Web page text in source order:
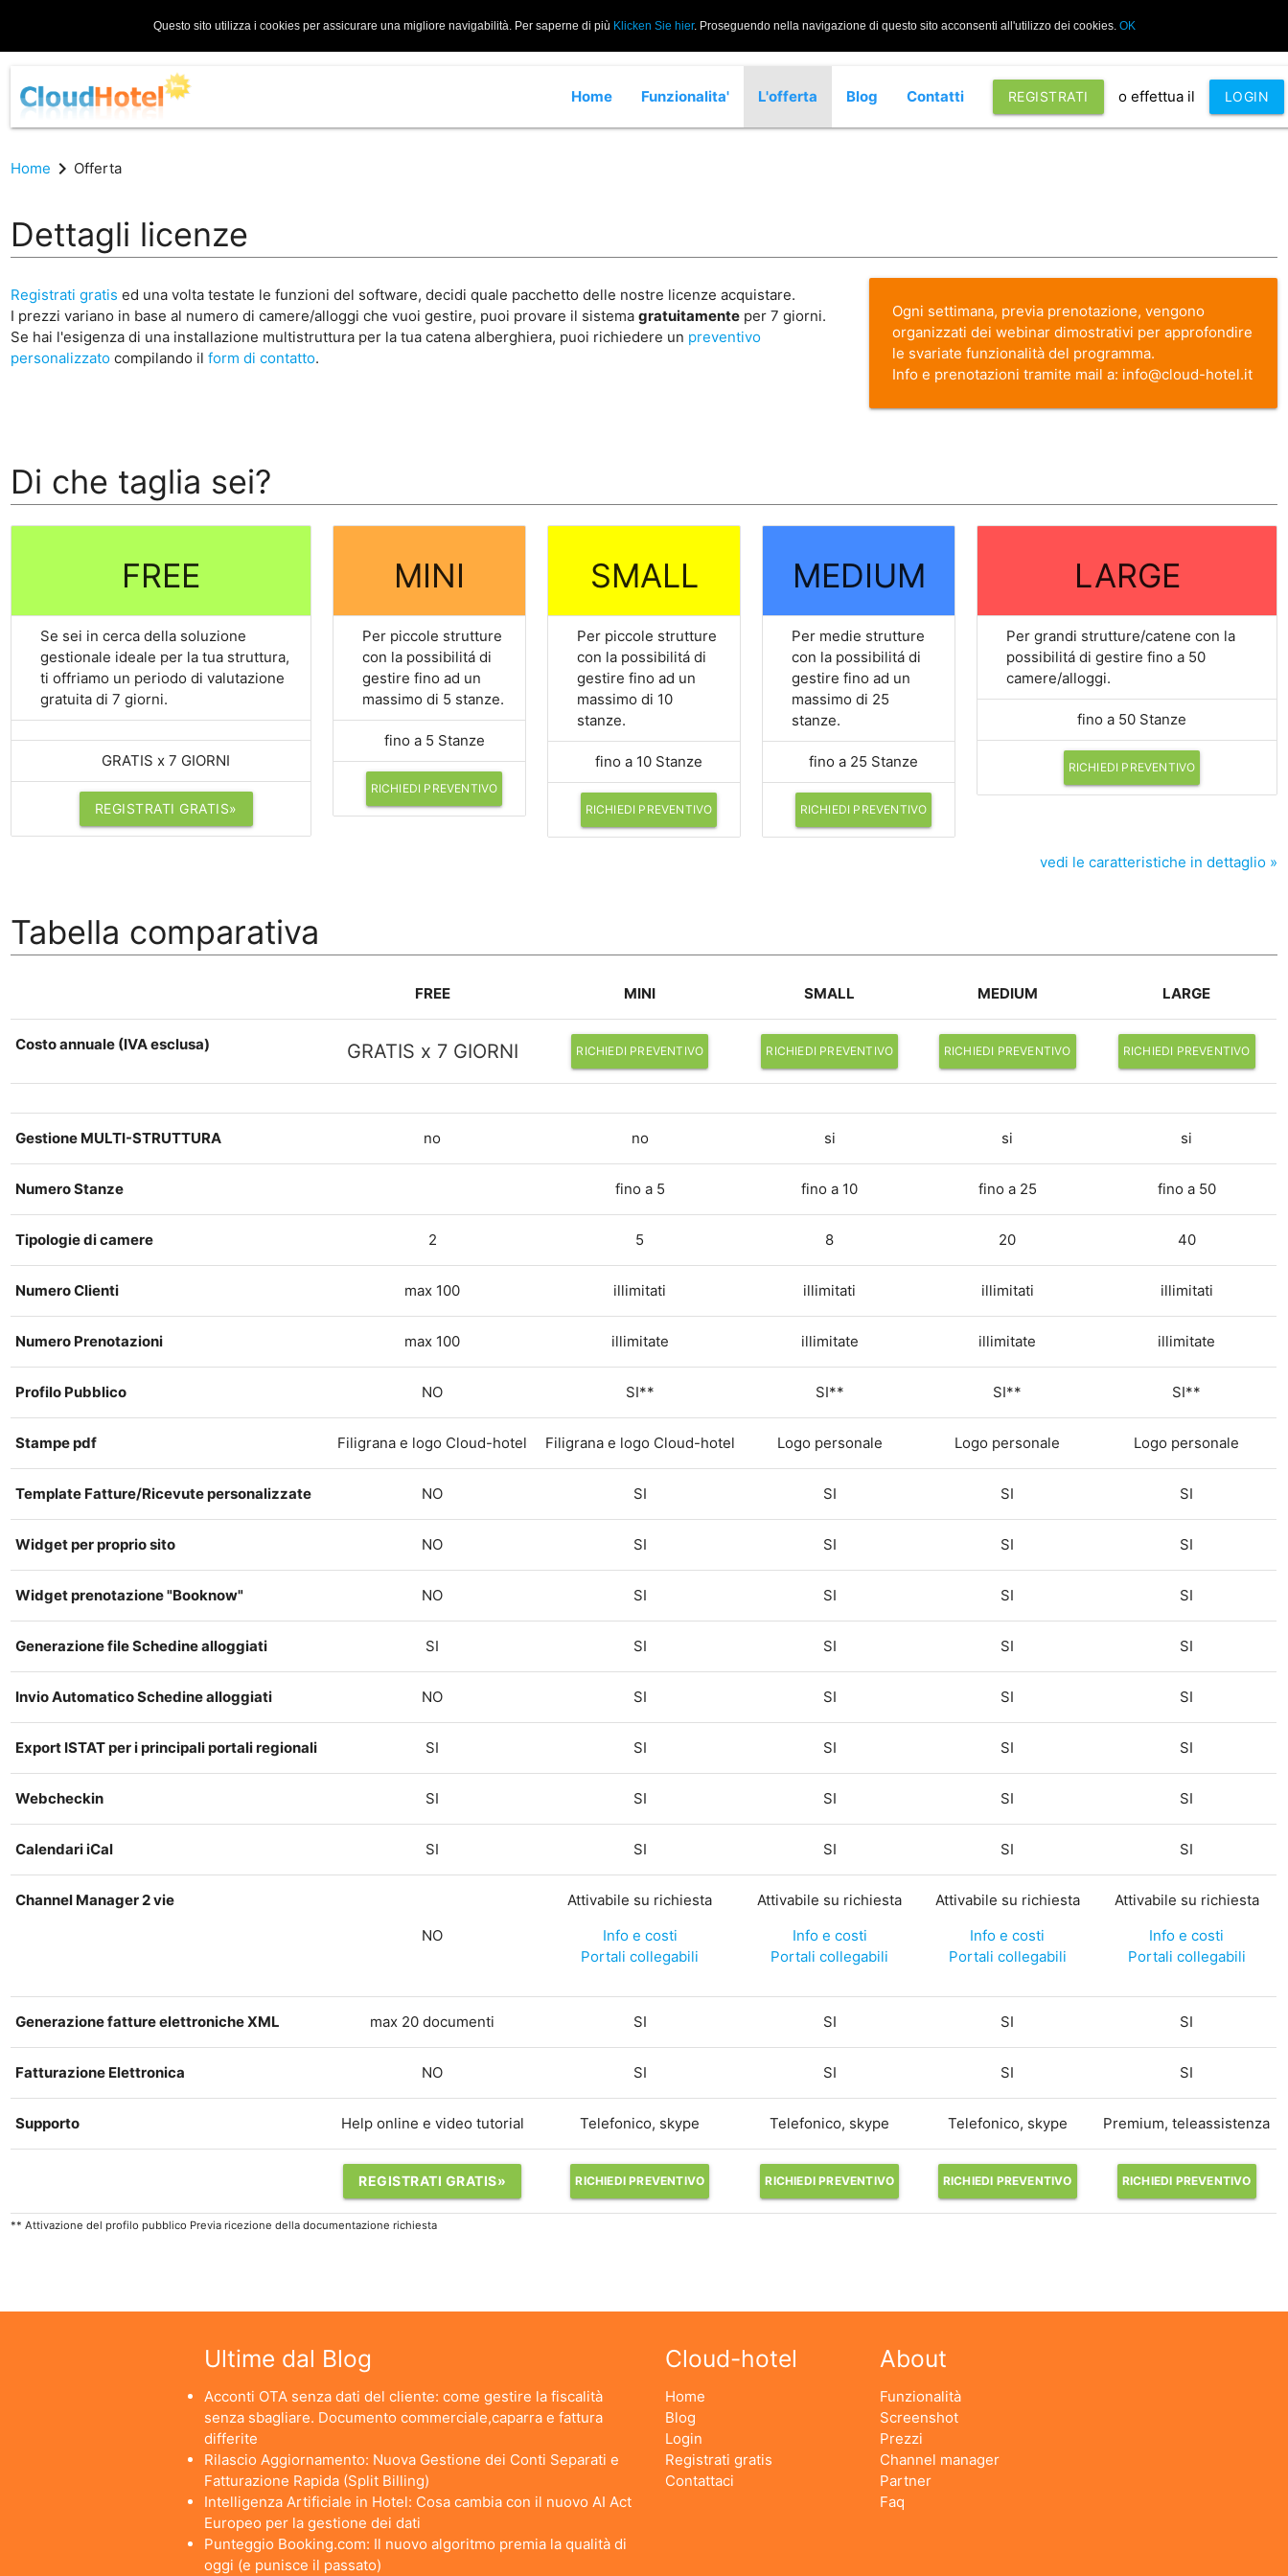
Questo sito utilizza i cookies per assicurare una migliore navigabilità. Per saperne di più Klicken Sie hier. Proseguendo nella navigazione di questo sito acconsenti all'utilizzo dei cookies. OK
REGISTRATI o effettua il LOGIN
Home Funzionalita' L'offerta Blog Contatti
Home chevron_right Offerta
Dettagli licenze
Registrati gratis ed una volta testate le funzioni del software, decidi quale pacchetto delle nostre licenze acquistare.
I prezzi variano in base al numero di camere/alloggi che vuoi gestire, puoi provare il sistemagratuitamente per 7 giorni.
Se hai l'esigenza di una installazione multistruttura per la tua catena alberghiera, puoi richiedere un preventivo
personalizzato compilando ilform di contatto.
Ogni settimana, previa prenotazione, vengono
organizzati dei webinar dimostrativi per approfondire
le svariate funzionalità del programma.
Info e prenotazioni tramite mail a: info@cloud-hotel.it
Di che taglia sei?
FREE
Se sei in cerca della soluzione
gestionale ideale per la tua struttura,
ti offriamo un periodo di valutazione
gratuita di 7 giorni.
GRATIS x 7 GIORNI
REGISTRATI GRATIS»
MINI
Per piccole strutture
con la possibilitá di
gestire fino ad un
massimo di 5 stanze.
fino a 5 Stanze
RICHIEDI PREVENTIVO
SMALL
Per piccole strutture
con la possibilitá di
gestire fino ad un
massimo di 10
stanze.
fino a 10 Stanze
RICHIEDI PREVENTIVO
MEDIUM
Per medie strutture
con la possibilitá di
gestire fino ad un
massimo di 25
stanze.
fino a 25 Stanze
RICHIEDI PREVENTIVO
LARGE
Per grandi strutture/catene con la
possibilitá di gestire fino a 50
camere/alloggi.
fino a 50 Stanze
RICHIEDI PREVENTIVO
vedi le caratteristiche in dettaglio »
Tabella comparativa
FREE MINI SMALL MEDIUM LARGE
Costo annuale (IVA esclusa) GRATIS x 7 GIORNI RICHIEDI PREVENTIVO RICHIEDI PREVENTIVO RICHIEDI PREVENTIVO RICHIEDI PREVENTIVO
Gestione MULTI-STRUTTURA no no si si si
Numero Stanze fino a 5 fino a 10 fino a 25 fino a 50
Tipologie di camere 2 5 8 20 40
Numero Clienti max 100 illimitati illimitati illimitati illimitati
Numero Prenotazioni max 100 illimitate illimitate illimitate illimitate
Profilo Pubblico NO SI** SI** SI** SI**
Stampe pdf Filigrana e logo Cloud-hotel Filigrana e logo Cloud-hotel Logo personale Logo personale Logo personale
Template Fatture/Ricevute personalizzate NO SI SI SI SI
Widget per proprio sito NO SI SI SI SI
Widget prenotazione "Booknow" NO SI SI SI SI
Generazione file Schedine alloggiati SI SI SI SI SI
Invio Automatico Schedine alloggiati NO SI SI SI SI
Export ISTAT per i principali portali regionali SI SI SI SI SI
Webcheckin SI SI SI SI SI
Calendari iCal SI SI SI SI SI
Channel Manager 2 vie
NO
Attivabile su richiesta
Info e costi
Portali collegabili
Attivabile su richiesta
Info e costi
Portali collegabili
Attivabile su richiesta
Info e costi
Portali collegabili
Attivabile su richiesta
Info e costi
Portali collegabili
Generazione fatture elettroniche XML max 20 documenti SI SI SI SI
Fatturazione Elettronica NO SI SI SI SI
Supporto Help online e video tutorial Telefonico, skype Telefonico, skype Telefonico, skype Premium, teleassistenza
REGISTRATI GRATIS» RICHIEDI PREVENTIVO RICHIEDI PREVENTIVO RICHIEDI PREVENTIVO RICHIEDI PREVENTIVO
** Attivazione del profilo pubblico Previa ricezione della documentazione richiesta
Ultime dal Blog
Acconti OTA senza dati del cliente: come gestire la fiscalità
senza sbagliare. Documento commerciale,caparra e fattura
differite
Rilascio Aggiornamento: Nuova Gestione dei Conti Separati e
Fatturazione Rapida (Split Billing)
Intelligenza Artificiale in Hotel: Cosa cambia con il nuovo AI Act
Europeo per la gestione dei dati
Punteggio Booking.com: Il nuovo algoritmo premia la qualità di
oggi (e punisce il passato)
Cloud-hotel
Home
Blog
Login
Registrati gratis
Contattaci
About
Funzionalità
Screenshot
Prezzi
Channel manager
Partner
Faq